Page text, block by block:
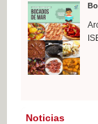
Noticias